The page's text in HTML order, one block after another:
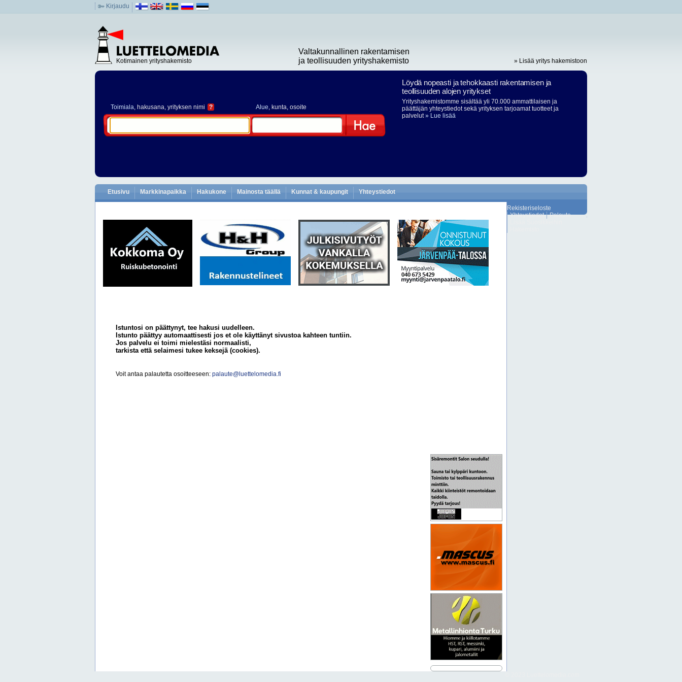
Kirjaudu
Kotimainen yrityshakemisto
Valtakunnallinen rakentamisen
ja teollisuuden yrityshakemisto
» Lisää yritys hakemistoon
Toimiala, hakusana, yrityksen nimi ? Alue, kunta, osoite
Löydä nopeasti ja tehokkaasti rakentamisen ja
teollisuuden alojen yritykset
Yrityshakemistomme sisältää yli 70.000 ammattilaisen ja
päättäjän yhteystiedot sekä yrityksen tarjoamat tuotteet ja
palvelut» Lue lisää
Etusivu Markkinapaikka Hakukone Mainosta täällä Kunnat & kaupungit Yhteystiedot
Istuntosi on päättynyt, tee hakusi uudelleen.
Istunto päättyy automaattisesti jos et ole käyttänyt sivustoa kahteen tuntiin.
Jos palvelu ei toimi mielestäsi normaalisti,
tarkista että selaimesi tukee keksejä (cookies).
Voit antaa palautetta osoitteeseen: palaute@luettelomedia.fi
Rekisteriseloste
Yhteystiedot
Palaute